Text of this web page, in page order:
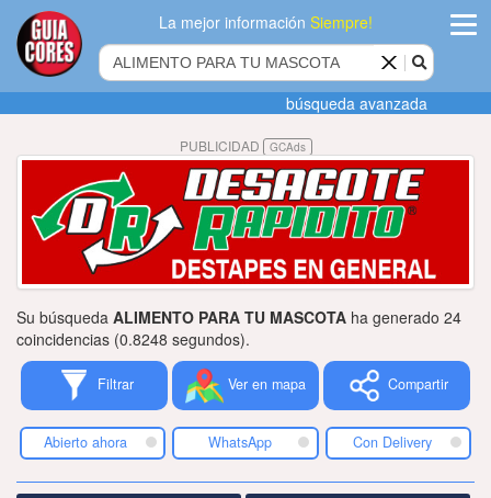
La mejor informaciónSiempre!
Agregar
empresa
Actualizar
Publicidad
Tiendacores
Contactenos
búsqueda avanzada
PUBLICIDAD GCAds
Su búsqueda ALIMENTO PARA TU MASCOTA ha generado 24
coincidencias (0.8248 segundos).
Filtrar Ver en mapa Compartir
Abierto ahora WhatsApp Con Delivery